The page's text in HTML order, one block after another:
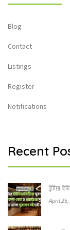
Blog
Contact
Listings
Register
Notifications
Recent
ইন্টার
April